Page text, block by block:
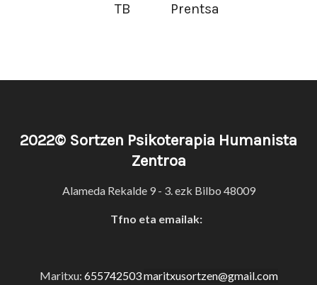
TB Prentsa
2022© Sortzen Psikoterapia Humanista
Zentroa
Alameda Rekalde 9 - 3. ezk Bilbo 48009
Tfno eta emailak:
Maritxu: 655742503maritxusortzen@gmail.com